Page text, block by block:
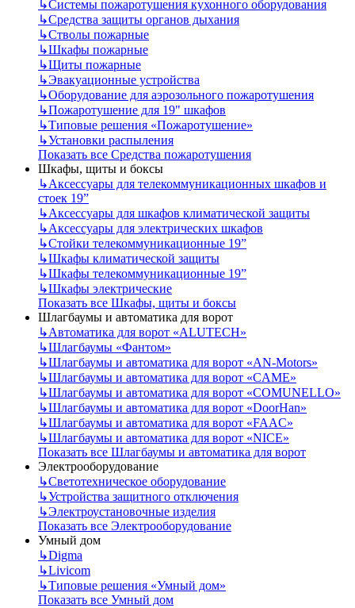
↳Системы пожаротушения кухонного оборудования
↳Средства защиты органов дыхания
↳Стволы пожарные
↳Шкафы пожарные
↳Щиты пожарные
↳Эвакуационные устройства
↳Оборудование для аэрозольного пожаротушения
↳Пожаротушение для 19" шкафов
↳Типовые решения «Пожаротушение»
↳Установки распыления
Показать все Средства пожаротушения
Шкафы, щиты и боксы
↳Аксессуары для телекоммуникационных шкафов и
стоек 19”
↳Аксессуары для шкафов климатической защиты
↳Аксессуары для электрических шкафов
↳Стойки телекоммуникационные 19”
↳Шкафы климатической защиты
↳Шкафы телекоммуникационные 19”
↳Шкафы электрические
Показать все Шкафы, щиты и боксы
Шлагбаумы и автоматика для ворот
↳Автоматика для ворот «ALUTECH»
↳Шлагбаумы «Фантом»
↳Шлагбаумы и автоматика для ворот «AN-Motors»
↳Шлагбаумы и автоматика для ворот «CAME»
↳Шлагбаумы и автоматика для ворот «COMUNELLO»
↳Шлагбаумы и автоматика для ворот «DoorHan»
↳Шлагбаумы и автоматика для ворот «FAAC»
↳Шлагбаумы и автоматика для ворот «NICE»
Показать все Шлагбаумы и автоматика для ворот
Электрооборудование
↳Светотехническое оборудование
↳Устройства защитного отключения
↳Электроустановочные изделия
Показать все Электрооборудование
Умный дом
↳Digma
↳Livicom
↳Типовые решения «Умный дом»
Показать все Умный дом